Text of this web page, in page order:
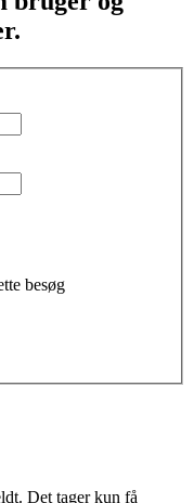
besøg
Det tager kun få